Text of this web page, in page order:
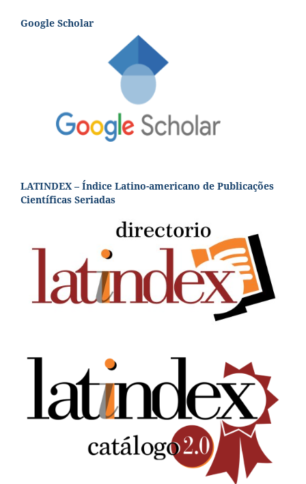
Google Scholar
LATINDEX – Índice Latino-americano de Publicações
Científicas Seriadas